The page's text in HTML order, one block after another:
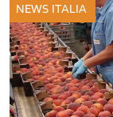
NEWS ITALIA